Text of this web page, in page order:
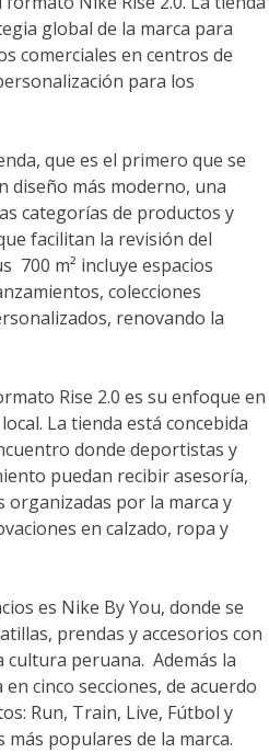
global de la marca para
comerciales en centros de
para los
que es el primero que se
diseño más moderno, una
categorías de productos y
facilitan la revisión del
700 m² incluye espacios
colecciones
renovando la
Rise 2.0 es su enfoque en
La tienda está concebida
donde deportistas y
puedan recibir asesoría,
organizadas por la marca y
en calzado, ropa y
es Nike By You, donde se
prendas y accesorios con
cultura peruana. Además la
cinco secciones, de acuerdo
Run, Train, Live, Fútbol y
más populares de la marca.